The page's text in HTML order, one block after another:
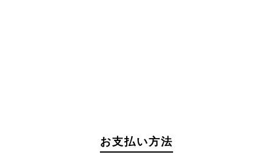
お支払い方法